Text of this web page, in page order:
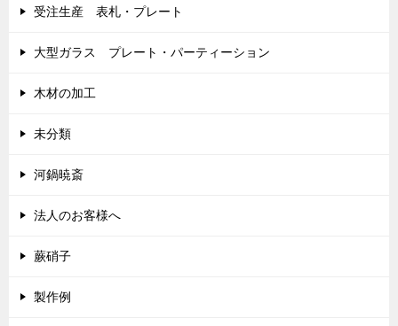
受注生産 表札・プレート
大型ガラス プレート・パーティーション
木材の加工
未分類
河鍋暁斎
法人のお客様へ
蕨硝子
製作例